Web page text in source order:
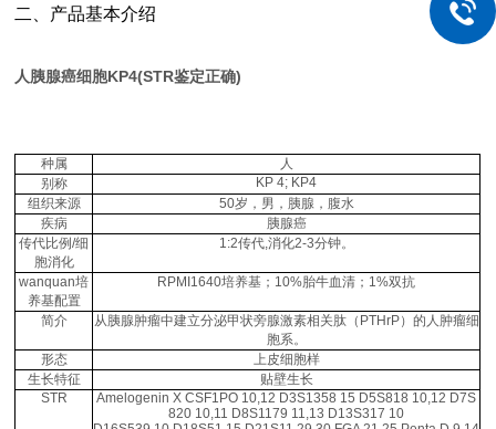
二、产品基本介绍
人胰腺癌细胞KP4(STR鉴定正确)
种属
人
别称
KP 4; KP4
组织来源
50岁，男，胰腺，腹水
疾病
胰腺癌
传代比例/细
胞消化
1:2传代,消化2-3分钟。
wanquan培
养基配置
RPMI1640培养基；10%胎牛血清；1%双抗
简介
从胰腺肿瘤中建立分泌甲状旁腺激素相关肽（PTHrP）的人肿瘤细
胞系。
形态
上皮细胞样
生长特征
贴壁生长
STR
Amelogenin X CSF1PO 10,12 D3S1358 15 D5S818 10,12 D7S
820 10,11 D8S1179 11,13 D13S317 10